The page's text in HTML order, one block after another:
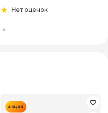
Нет оценок
АКЦИЯ